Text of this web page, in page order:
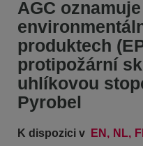
AGC
produktech
protipožární
uhlíkovou
Pyrobel
K dispozici v EN NL